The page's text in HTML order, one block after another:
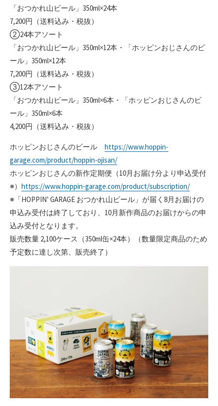
「おつかれ山ビール」350ml×24本
7,200円（送料込み・税抜）
②24本アソート
「おつかれ山ビール」350ml×12本・「ホッピンおじさんのビ
ール」350ml×12本
7,200円（送料込み・税抜）
③12本アソート
「おつかれ山ビール」350ml×6本・「ホッピンおじさんのビ
ール」350ml×6本
4,200円（送料込み・税抜）
ホッピンおじさんのビール https://www.hoppin-
garage.com/product/hoppin-ojisan/
ホッピンおじさんの新作定期便（10月お届け分より申込受付
※） https://www.hoppin-garage.com/product/subscription/
※「HOPPIN’ GARAGE おつかれ山ビール」が届く8月お届けの
申込み受付は終了しており、10月新作商品のお届けからの申
込み受付となります。
販売数量 2,100ケース（350ml缶×24本）（数量限定商品のため
予定数に達し次第、販売終了）